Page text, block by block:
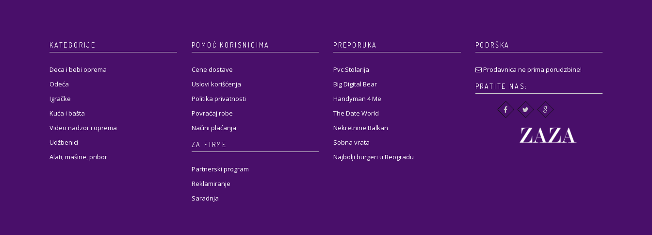
KATEGORIJE
Deca i bebi oprema
Odeća
Igračke
Kuća i bašta
Video nadzor i oprema
Udžbenici
Alati, mašine, pribor
POMOĆ KORISNICIMA
Cene dostave
Uslovi korišćenja
Politika privatnosti
Povraćaj robe
Načini plaćanja
ZA FIRME
Partnerski program
Reklamiranje
Saradnja
PREPORUKA
Pvc Stolarija
Big Digital Bear
Handyman 4 Me
The Date World
Nekretnine Balkan
Sobna vrata
Najbolji burgeri u Beogradu
PODRŠKA
Prodavnica ne prima porudzbine!
PRATITE NAS: